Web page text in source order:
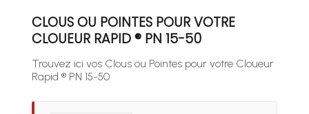
CLOUS OU POINTES POUR VOTRE
CLOUEUR RAPID ® PN 15-50
Trouvez ici vos Clous ou Pointes pour votre Cloueur
Rapid ® PN 15-50